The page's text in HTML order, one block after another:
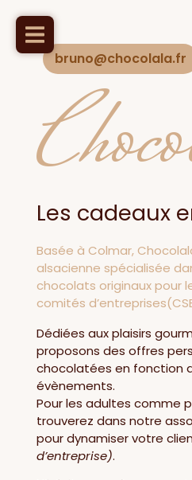
bruno@chocolala.fr
Les cadeaux
Basée à Colmar,
alsacienne spécialisée
chocolats originaux pour
comités
Dédiées aux plaisirs
proposons des offres
chocolatées en fonction
évènements.
Pour les adultes comme
trouverez dans notre
pour dynamiser votre
d’entreprise).